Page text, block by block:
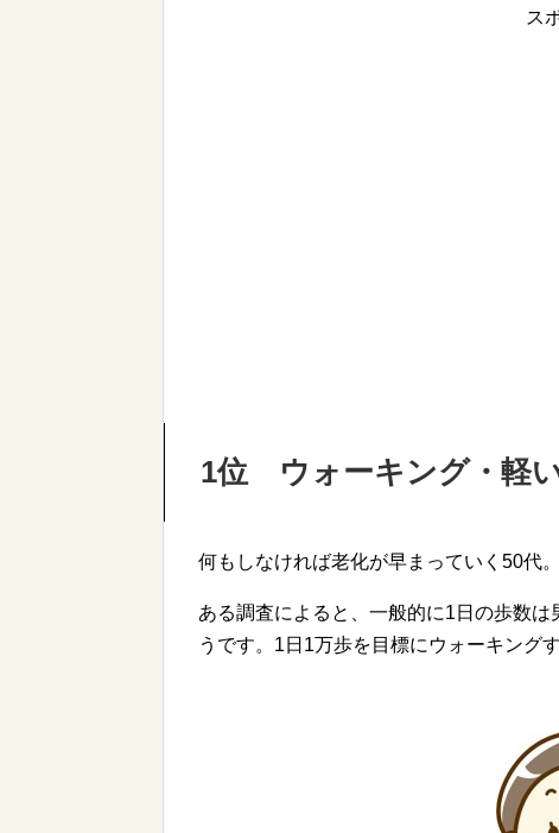
ス
1位 ウォーキング・軽
何もしなければ老化が早まっていく50代
ある調査によると、一般的に1日の歩数
うです。1日1万歩を目標にウォーキング